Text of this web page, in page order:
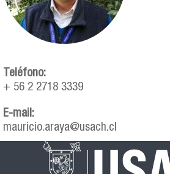
Teléfono:
+ 56 2 2718 3339
E-mail:
mauricio.araya@usach.cl